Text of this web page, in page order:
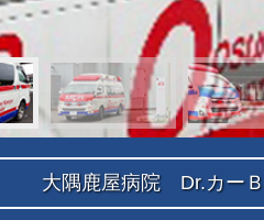
大隅鹿屋病院 Dr.カー